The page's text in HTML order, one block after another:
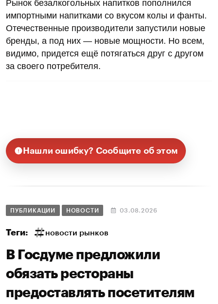
Рынок безалкогольных напитков пополнился
импортными напитками со вкусом колы и фанты.
Отечественные производители запустили новые
бренды, а под них — новые мощности. Но всем,
видимо, придется ещё потягаться друг с другом
за своего потребителя.
Нашли ошибку? Сообщите об этом
ПУБЛИКАЦИИ НОВОСТИ 03.08.2026
Теги: новости рынков
В Госдуме предложили
обязать рестораны
предоставлять посетителям